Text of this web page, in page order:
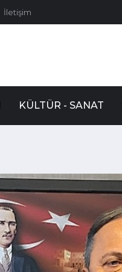
İletişim
KÜLTÜR - SANAT